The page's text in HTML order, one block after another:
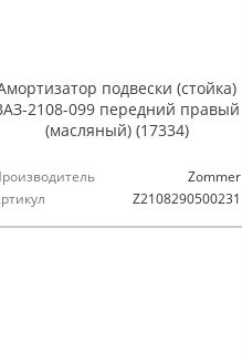
подвески (стойка)
2108-099 передний правый
(масляный) (17334)
Zommer
Z2108290500231